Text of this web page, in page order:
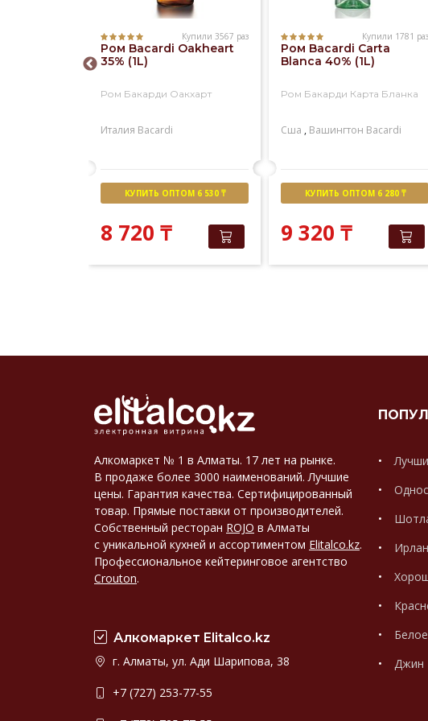
Купили 3567 раз
Ром Bacardi Oakheart
35% (1L)
Ром Бакарди Оакхарт
Италия Bacardi
КУПИТЬ ОПТОМ 6 530 ₸
8 720 ₸
Купили 1781 раз
Ром Bacardi Carta
Blanca 40% (1L)
Ром Бакарди Карта Бланка
Сша , Вашингтон Bacardi
КУПИТЬ ОПТОМ 6 280 ₸
9 320 ₸
Алкомаркет № 1 в Алматы. 17 лет на рынке.
В продаже более 3000 наименований. Лучшие
цены. Гарантия качества. Сертифицированный
товар. Прямые поставки от производителей.
Собственный ресторан ROJO в Алматы
с уникальной кухней и ассортиментом Elitalco.kz.
Профессиональное кейтеринговое агентство
Crouton.
Алкомаркет Elitalco.kz
г. Алматы, ул. Ади Шарипова, 38
+7 (727) 253-77-55
Джин